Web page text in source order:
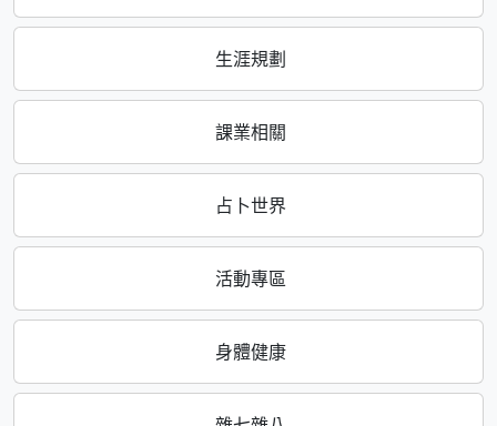
生涯規劃
課業相關
占卜世界
活動專區
身體健康